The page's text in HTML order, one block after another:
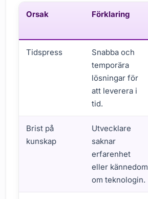
Orsak Förklaring
Tidspress
Snabba och
temporära
lösningar för
att leverera i
tid.
Brist på
kunskap
Utvecklare
saknar
erfarenhet
eller kännedom
om teknologin.